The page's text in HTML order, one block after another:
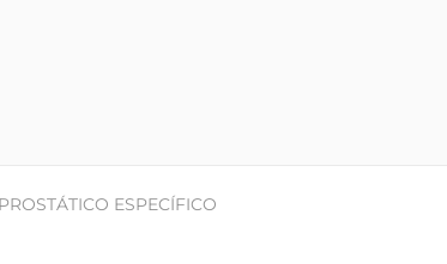
ESPECÍFICO